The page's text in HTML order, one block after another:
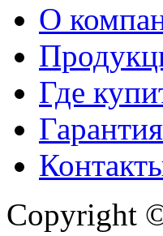
О
Где
Copyright